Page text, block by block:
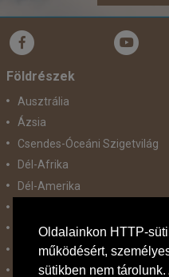
Oldalainkon HTTP-
működésért,
sütikben nem tárolunk.
Földrészek
Ausztrália
Ázsia
Csendes-Óceáni Szigetvilág
Dél-Afrika
Dél-Amerika
Észak-Afrika
Észak-Amerika
Észak-Európa